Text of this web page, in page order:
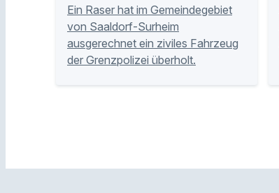
Ein Raser hat im Gemeindegebiet
von Saaldorf-Surheim
ausgerechnet ein ziviles Fahrzeug
der Grenzpolizei überholt.